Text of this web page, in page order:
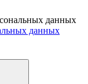
данных
данных